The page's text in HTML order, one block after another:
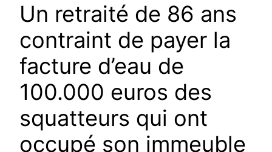
Un retraité de 86 ans
contraint de payer la
facture d’eau de
100.000 euros des
squatteurs qui ont
occupé son immeuble